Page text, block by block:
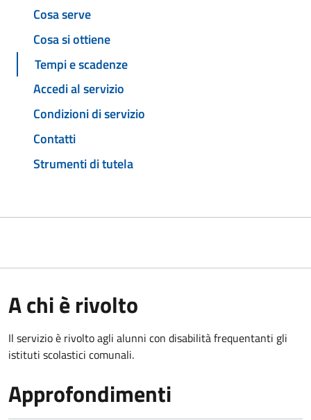
Cosa serve
Cosa si ottiene
Tempi e scadenze
Accedi al servizio
Condizioni di servizio
Contatti
Strumenti di tutela
A chi è rivolto
Il servizio è rivolto agli alunni con disabilità frequentanti gli
istituti scolastici comunali.
Approfondimenti